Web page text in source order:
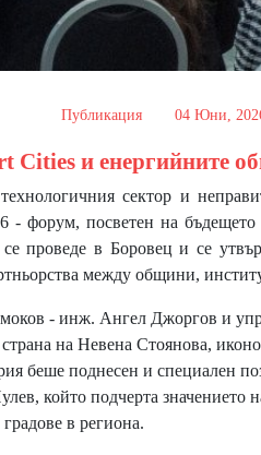
Публикация 04 Юни,
Cities и енергийните
сектор и
форум, посветен на бъдещето
проведе в Боровец и се
между общини,
- инж. Ангел Джоргов и
на Невена Стоянова,
беше поднесен и специален
който подчерта значението
в региона.